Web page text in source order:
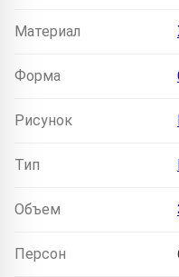
Материал
Форма
Рисунок
Тип
Объем
Персон